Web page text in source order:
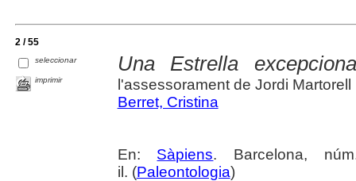
2 / 55
seleccionar
imprimir
Una Estrella
l'assessorament de Jordi
Berret, Cristina
En: Sàpiens. Barcelona,
il. (Paleontologia)